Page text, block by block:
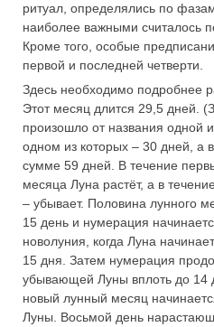
ритуал, определялись по
наиболее важными считалось
Кроме того, особые
первой и последней четверти.
Здесь необходимо подробнее
Этот месяц длится 29,5 дней.
произошло от названия одной
одном из которых – 30 дней, а
сумме 59 дней. В течение
месяца Луна растёт, а в
– убывает. Половина лунного
15 день и нумерация
новолуния, когда Луна
15 дня. Затем нумерация
убывающей Луны вплоть до 14
новый лунный месяц
Луны. Восьмой день